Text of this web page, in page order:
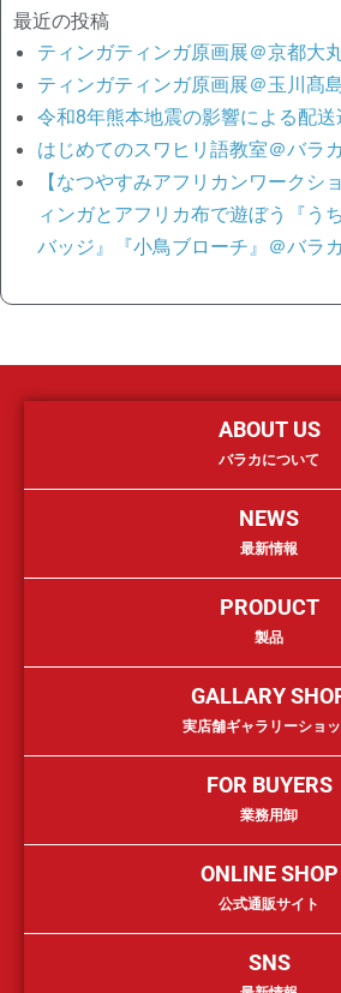
最近の投稿
ティンガティンガ原画展＠京都大
ティンガティンガ原画展＠玉川髙
令和8年熊本地震の影響による配
はじめてのスワヒリ語教室＠バラ
【なつやすみアフリカンワークシ
ィンガとアフリカ布で遊ぼう『う
バッジ』『小鳥ブローチ』＠バラ
ABOUT US
バラカについて
NEWS
最新情報
PRODUCT
製品
GALLARY
実店舗ギャラリーショ
FOR BUYERS
業務用卸
ONLINE SHOP
公式通販サイト
SNS